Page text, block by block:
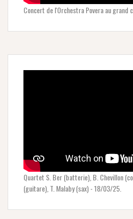
Concert de l'Orchestra Povera au grand
Quartet S. Ber (batterie), B. Chevillon
(guitare), T. Malaby (sax) - 18/03/25.